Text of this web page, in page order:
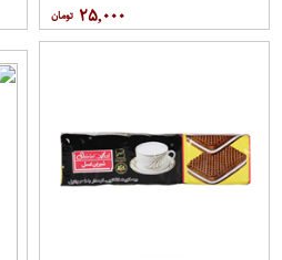
۲۵,۰۰۰